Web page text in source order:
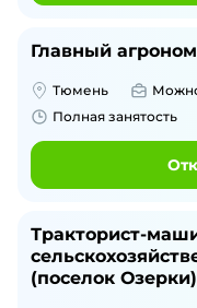
Главный
Тюмень
Полная занятость
Тракторист-
(поселок Озерки)